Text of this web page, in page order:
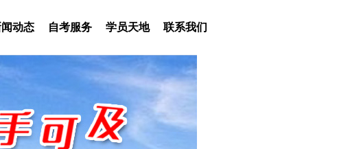
动态 自考服务 学员天地 联系我们